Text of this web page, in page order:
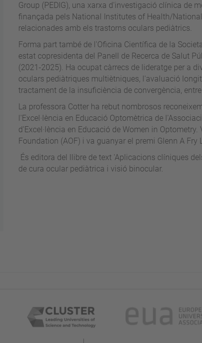
Group (PEDIG), una xarxa d'investigació clínica de
finançada pels National Institutes of Health/
relacionades amb els trastorns oculars pediàtrics.
Forma part també de l'Oficina Científica de la
estat copresidenta del Panell de Recerca de Salut
(2021-2025). Ha ocupat càrrecs de lideratge per a
oculars pediàtriques multiètniques, l'avaluació
tractament de la insuficiència de convergència,
La professora Cotter ha rebut nombrosos
l'Excel·lència en Educació Optomètrica de
d'Excel·lència en Educació de Women in
Foundation (AOF) i va guanyar el premi Glenn A
És editora del llibre de text 'Aplicacions clíniques
de cura ocular pediàtrica i visió binocular.